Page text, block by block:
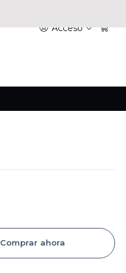
Acceso
Comprar ahora